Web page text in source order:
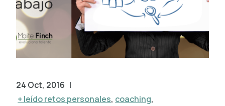
24 Oct, 2016 |
+ leído retos personales, coaching,